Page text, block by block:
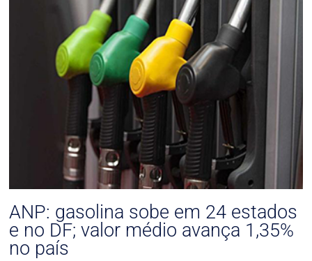
ANP: gasolina sobe em 24 estados
e no DF; valor médio avança 1,35%
no país